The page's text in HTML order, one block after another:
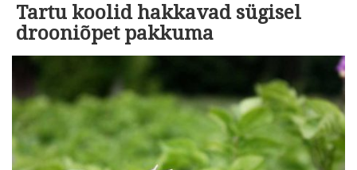
Tartu koolid hakkavad sügisel
drooniõpet pakkuma